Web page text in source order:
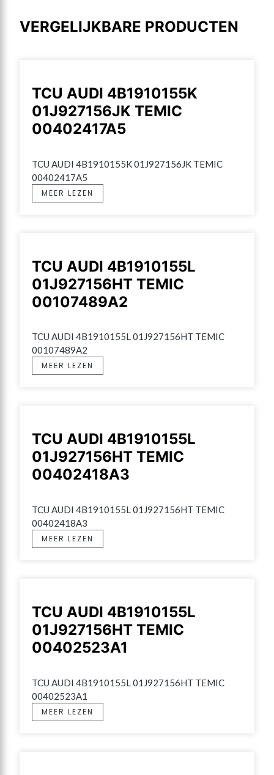
VERGELIJKBARE PRODUCTEN
TCU AUDI 4B1910155K
01J927156JK TEMIC
00402417A5
TCU AUDI 4B1910155K 01J927156JK TEMIC
00402417A5
MEER LEZEN
TCU AUDI 4B1910155L
01J927156HT TEMIC
00107489A2
TCU AUDI 4B1910155L 01J927156HT TEMIC
00107489A2
MEER LEZEN
TCU AUDI 4B1910155L
01J927156HT TEMIC
00402418A3
TCU AUDI 4B1910155L 01J927156HT TEMIC
00402418A3
MEER LEZEN
TCU AUDI 4B1910155L
01J927156HT TEMIC
00402523A1
TCU AUDI 4B1910155L 01J927156HT TEMIC
00402523A1
MEER LEZEN